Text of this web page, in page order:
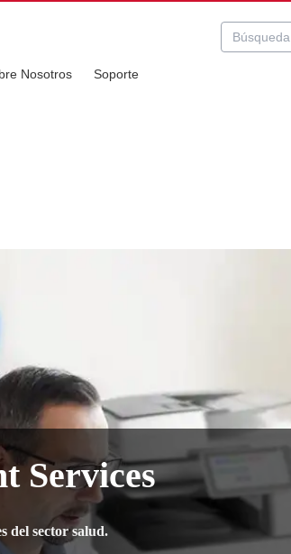
Nosotros Soporte
Services
del sector salud.